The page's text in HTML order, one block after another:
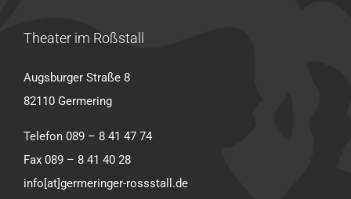
Theater im Roßstall
Augsburger Straße 8
82110 Germering
Telefon 089 – 8 41 47 74
Fax 089 – 8 41 40 28
info[at]germeringer-rossstall.de